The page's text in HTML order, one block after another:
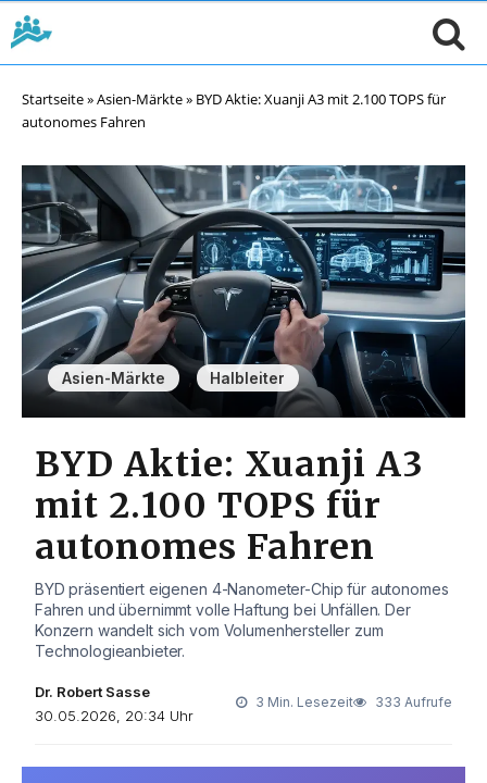
Startseite»Asien-Märkte» BYD Aktie: Xuanji A3 mit 2.100 TOPS für
autonomes Fahren
Asien-Märkte , Halbleiter
BYD Aktie: Xuanji A3
mit 2.100 TOPS für
autonomes Fahren
BYD präsentiert eigenen 4-Nanometer-Chip für autonomes
Fahren und übernimmt volle Haftung bei Unfällen. Der
Konzern wandelt sich vom Volumenhersteller zum
Technologieanbieter.
Dr. Robert Sasse
30.05.2026, 20:34 Uhr
3 Min. Lesezeit 333 Aufrufe